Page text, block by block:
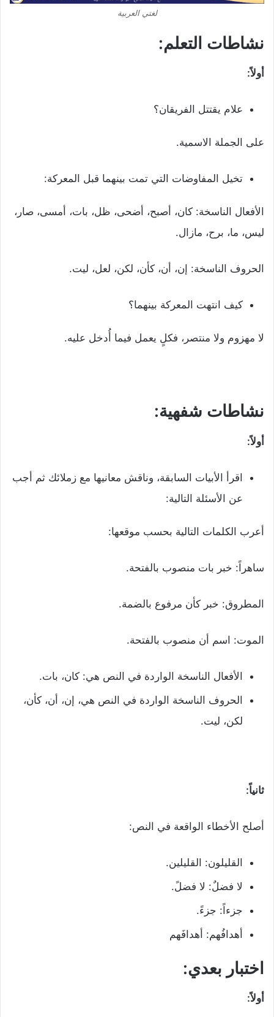
لغتي العربية
نشاطات التعلم:
أولاً:
علام يقتتل الفريقان؟
على الجملة الاسمية.
تخيل المفاوضات التي تمت بينهما قبل المعركة:
الأفعال الناسخة: كان، أصبح، أضحى، ظل، بات، أمسى، صار،
ليس، ما، برح، مازال.
الحروف الناسخة: إن، أن، كأن، لكن، لعل، ليت.
كيف انتهت المعركة بينهما؟
لا مهزوم ولا منتصر، فكلٍ يعمل فيما أُدخل عليه.
نشاطات شفهية:
أولاً:
اقرأ الأبيات السابقة، وناقش معانيها مع زملائك ثم أجب
عن الأسئلة التالية:
أعرب الكلمات التالية بحسب موقعها:
ساهراً: خبر بات منصوب بالفتحة.
المطروق: خبر كأن مرفوع بالضمة.
الموت: اسم أن منصوب بالفتحة.
الأفعال الناسخة الواردة في النص هي: كان، بات.
الحروف الناسخة الواردة في النص هي، إن، أن، كأن،
لكن، ليت.
ثانياً:
أصلح الأخطاء الواقعة في النص:
القليلون: القليلين.
لا فضلٌ: لا فضلً.
جزءاً: جزءً.
أهدافُهم: أهدافَهم
اختبار بعدي:
أولاً: